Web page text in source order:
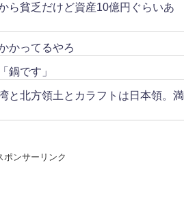
ら貧乏だけど資産10億円ぐらいあ
かってるやろ
鍋です」
と北方領土とカラフトは日本領。満
ポンサーリンク